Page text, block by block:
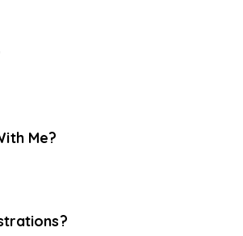
Me?